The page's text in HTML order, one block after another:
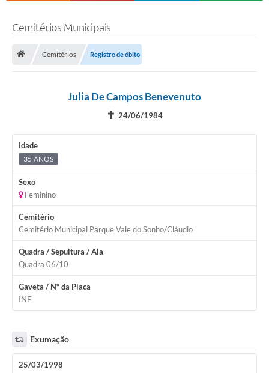
Cemitérios Municipais
Cemitérios Registro de óbito
Julia De Campos Benevenuto
✝ 24/06/1984
Idade
35 ANOS
Sexo
Feminino
Cemitério
Cemitério Municipal Parque Vale do Sonho/Cláudio
Quadra / Sepultura / Ala
Quadra 06/10
Gaveta / Nº da Placa
INF
Exumação
25/03/1998